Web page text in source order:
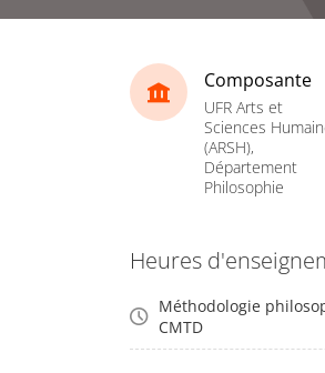
Composante
UFR Arts et
Sciences
(ARSH),
Département
Philosophie
Heures
Méthodologie
CMTD